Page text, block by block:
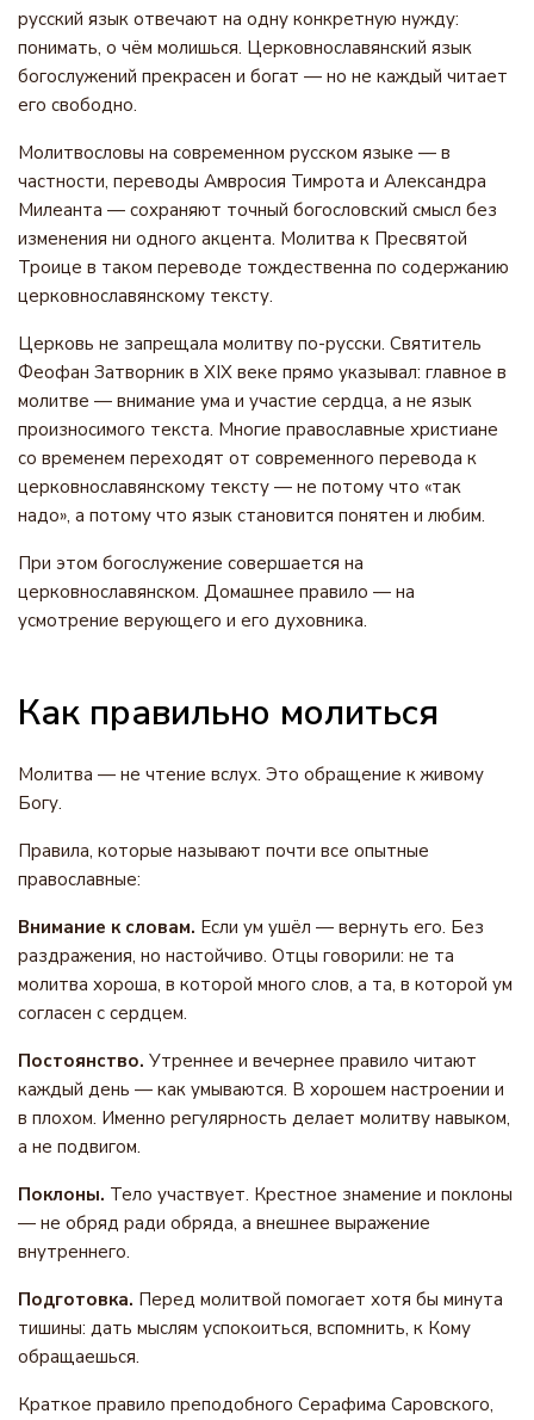
русский язык отвечают на одну конкретную нужду:
понимать, о чём молишься. Церковнославянский язык
богослужений прекрасен и богат — но не каждый читает
его свободно.
Молитвословы на современном русском языке — в
частности, переводы Амвросия Тимрота и Александра
Милеанта — сохраняют точный богословский смысл без
изменения ни одного акцента. Молитва к Пресвятой
Троице в таком переводе тождественна по содержанию
церковнославянскому тексту.
Церковь не запрещала молитву по-русски. Святитель
Феофан Затворник в XIX веке прямо указывал: главное в
молитве — внимание ума и участие сердца, а не язык
произносимого текста. Многие православные христиане
со временем переходят от современного перевода к
церковнославянскому тексту — не потому что «так
надо», а потому что язык становится понятен и любим.
При этом богослужение совершается на
церковнославянском. Домашнее правило — на
усмотрение верующего и его духовника.
Как правильно молиться
Молитва — не чтение вслух. Это обращение к живому
Богу.
Правила, которые называют почти все опытные
православные:
Внимание к словам. Если ум ушёл — вернуть его. Без
раздражения, но настойчиво. Отцы говорили: не та
молитва хороша, в которой много слов, а та, в которой ум
согласен с сердцем.
Постоянство. Утреннее и вечернее правило читают
каждый день — как умываются. В хорошем настроении и
в плохом. Именно регулярность делает молитву навыком,
а не подвигом.
Поклоны. Тело участвует. Крестное знамение и поклоны
— не обряд ради обряда, а внешнее выражение
внутреннего.
Подготовка. Перед молитвой помогает хотя бы минута
тишины: дать мыслям успокоиться, вспомнить, к Кому
обращаешься.
Краткое правило преподобного Серафима Саровского,